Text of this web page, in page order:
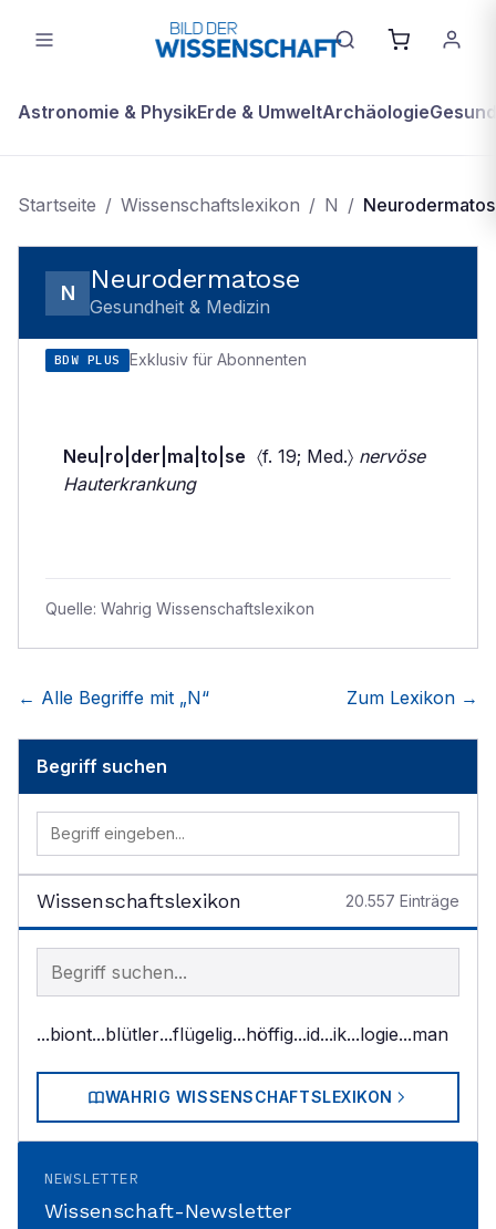
Astronomie & PhysikErde & UmweltArchäologie
Startseite / Wissenschaftslexikon / N /
N Neurodermatose
Gesundheit & Medizin
BDW PLUS Exklusiv für Abonnenten
Neu|ro|der|ma|to|se 〈f. 19; Med.〉 nervöse
Hauterkrankung
Quelle: Wahrig Wissenschaftslexikon
← Alle Begriffe mit „N“ Zum Lexikon →
Begriff suchen
Wissenschaftslexikon 20.557 Einträge
Begriff im Lexikon suchen
...biont...blütler...flügelig...höffig...id...ik...logie...man
WAHRIG WISSENSCHAFTSLEXIKON
NEWSLETTER
Wissenschaft-Newsletter